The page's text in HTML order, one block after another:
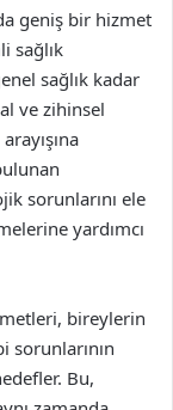
geniş bir hizmet
sağlık
sağlık kadar
ve zihinsel
sorunlarını ele
yardımcı
bireylerin
sorunlarının
Bu,